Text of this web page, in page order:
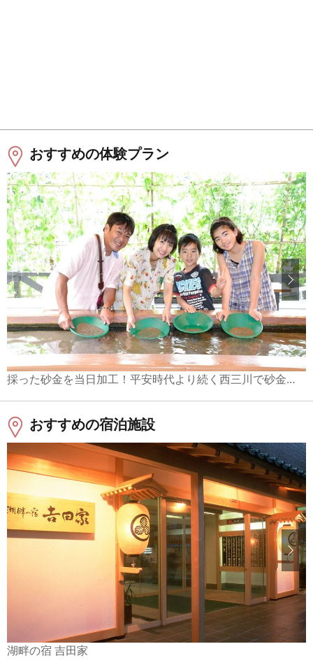
おすすめの体験プラン
採った砂金を当日加工！平安時代より続く西三川で砂金とり体験
おすすめの宿泊施設
湖畔の宿 吉田家